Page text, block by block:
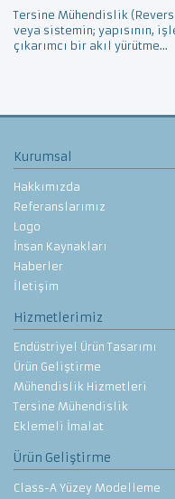
Tersine Mühendislik
veya sistemin; yapısının,
çıkarımcı bir akıl yürütme...
Kurumsal
Hakkımızda
Referanslarımız
Logo
İnsan Kaynakları
Haberler
İletişim
Hizmetlerimiz
Endüstriyel Ürün Tasarımı
Ürün Geliştirme
Mühendislik Hizmetleri
Tersine Mühendislik
Eklemeli İmalat
Ürün Geliştirme
Class-A Yüzey Modelleme